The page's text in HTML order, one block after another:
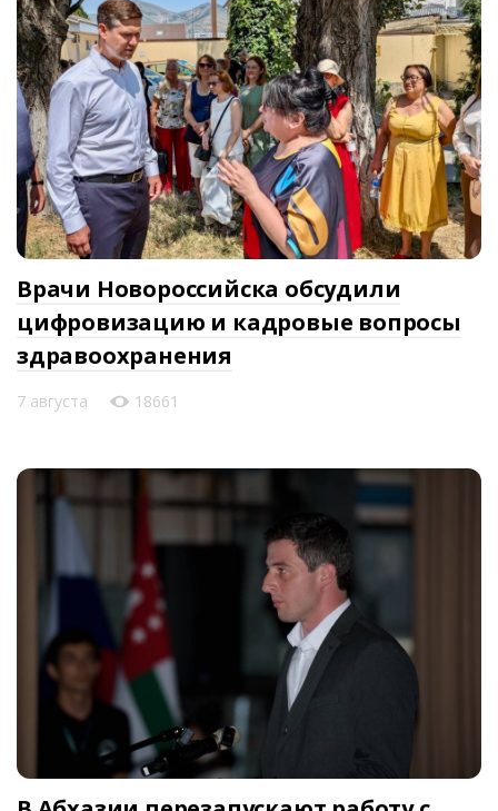
Врачи Новороссийска обсудили
цифровизацию и кадровые вопросы
здравоохранения
7 августа 18661